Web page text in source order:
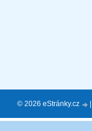
© 2026 eStránky.cz